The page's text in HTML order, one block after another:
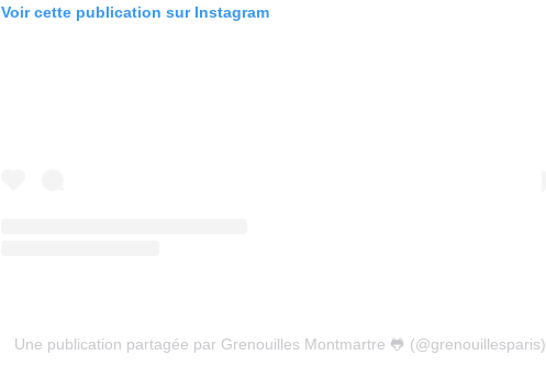
Voir cette publication sur Instagram
Une publication partagée par Grenouilles Montmartre 🐸 (@grenouillesparis)